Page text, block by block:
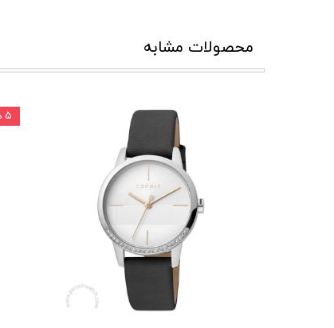
محصولات مشابه
۵ درصد